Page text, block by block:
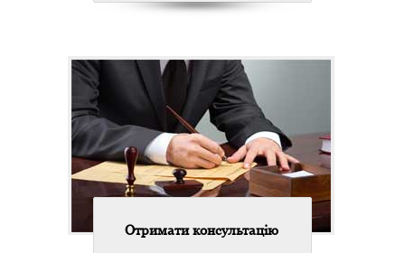
Отримати консультацію